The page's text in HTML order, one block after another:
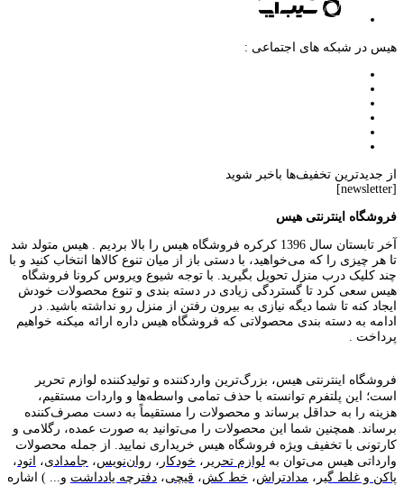
هیس در شبکه های اجتماعی :
از جدیدترین تخفیف‌ها باخبر شوید
[newsletter]
فروشگاه اینترنتی هیس
آخر تابستان سال 1396 کرکره فروشگاه هیس را بالا بردیم . هیس متولد شد
تا هر چیزی را که می‌خواهید، با دستی باز از میان تنوع کالاها انتخاب کنید و با
چند کلیک درب منزل تحویل بگیرید. با توجه شیوع ویروس کرونا فروشگاه
هیس سعی کرد تا گستردگی زیادی در دسته بندی و تنوع محصولات خودش
ایجاد کنه تا شما دیگه نیازی به بیرون رفتن از منزل رو نداشته باشید. در
ادامه به دسته بندی محصولاتی که فروشگاه هیس داره ارائه میکنه خواهیم
پرداخت .
فروشگاه اینترنتی هیس، بزرگ‌ترین وارد‌کننده و تولید‌کننده لوازم تحریر
است؛ این پلتفرم توانسته با حذف تمامی واسطه‌ها و واردات مستقیم،
هزینه را به حداقل برساند و محصولات را مستقیماً به دست مصرف‌کننده
برساند. همچنین شما این محصولات را می‌توانید به صورت عمده، رگلامی و
کارتونی با تخفیف ویژه فروشگاه هیس خریداری نمایید. از جمله محصولات
وارداتی هیس می‌توان به لوازم تحریر ، خودکار ، روان‌نویس، جامدادی، اتود ،
پاکن و غلط گیر ، مدادتراش، خط کش، قیچی، دفترچه یادداشت و... ) اشاره